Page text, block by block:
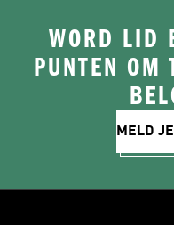
WORD LID
PUNTEN OM
MELD